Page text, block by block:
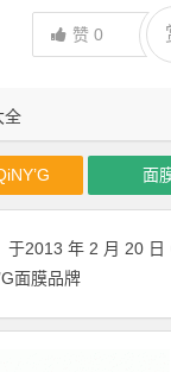
全
赞 0
面
于2013 年 2 月 20 日
面膜品牌